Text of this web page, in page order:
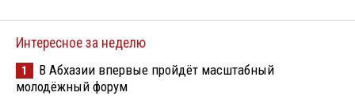
Интересное за неделю
1
В Абхазии впервые пройдёт масштабный
молодёжный форум